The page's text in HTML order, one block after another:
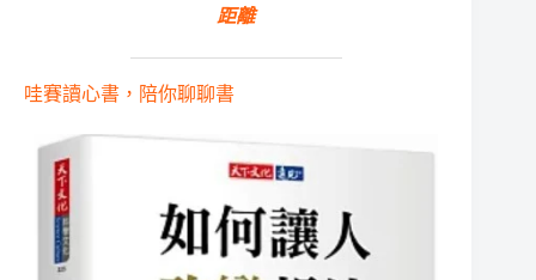
距離
哇賽讀心書，陪你聊聊書